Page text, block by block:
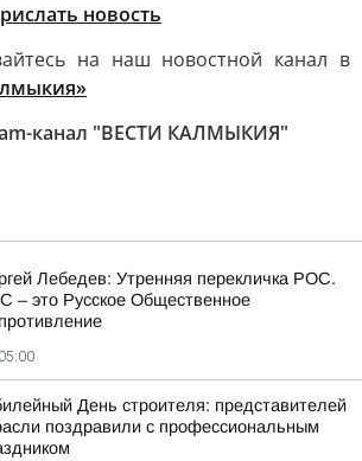
новость
на наш новостной канал в
канал "ВЕСТИ КАЛМЫКИЯ"
Лебедев: Утренняя перекличка РОС.
– это Русское Общественное
05:00
День строителя: представителей
поздравили с профессиональным